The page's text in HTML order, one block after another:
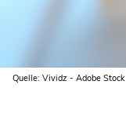
Quelle: Vividz - Adobe Stock